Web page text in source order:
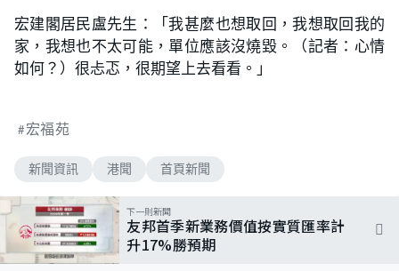
宏建閣居民盧先生：「我甚麼也想取回，我想取回我的
家，我想也不太可能，單位應該沒燒毀。（記者：心情
如何？）很忐忑，很期望上去看看。」
宏福苑
新聞資訊 港聞 首頁新聞
下一則新聞
友邦首季新業務價值按實質匯率計
升17%勝預期